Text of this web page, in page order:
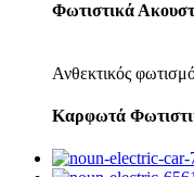
Φωτιστικά
Ανθεκτικός
Καρφωτά